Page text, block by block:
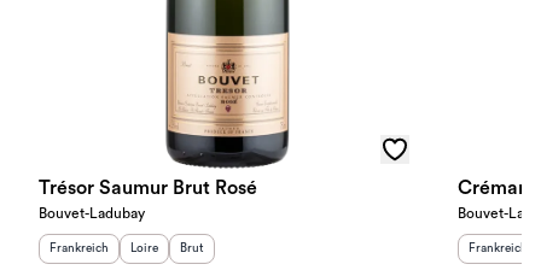
Trésor Saumur Brut Rosé
Bouvet-Ladubay
Herkunftsland
Frankreich Herkunftsregion
Loire Geschmack
Brut
Crémant
Bouvet-
Frankreich